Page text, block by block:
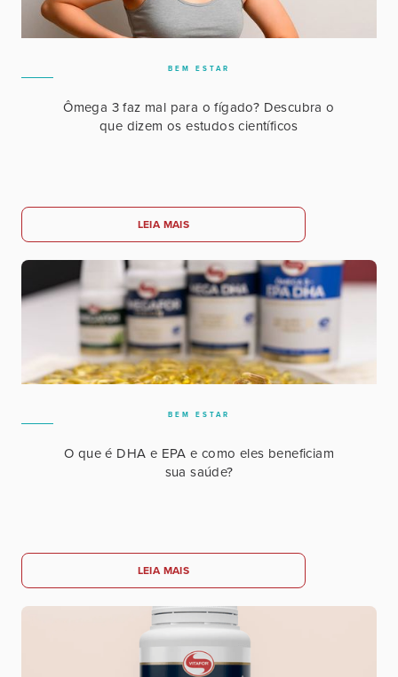
BEM ESTAR
Ômega 3 faz mal para o fígado? Descubra o
que dizem os estudos científicos
LEIA MAIS
BEM ESTAR
O que é DHA e EPA e como eles beneficiam
sua saúde?
LEIA MAIS